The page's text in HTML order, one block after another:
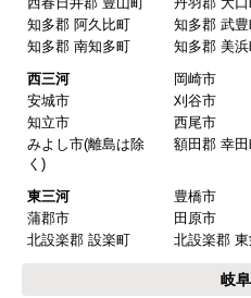
はい
【注文商品】換気扇
【このショップを選んだ
知多郡 阿久比町
知多郡 武豊
知多郡 南知多町
知多郡 美浜
西三河
岡崎市
安城市
刈谷市
知立市
西尾市
みよし市(離島は除
く)
額田郡 幸田
東三河 豊橋市
蒲郡市
田原市
北設楽郡 設楽町
北設楽郡
岐